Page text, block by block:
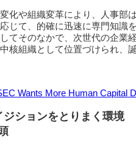
化や組織変革により、人事部
じて、的確に迅速に専門知識
てそのなかで、次世代の企業
核組織として位置づけられ、
Wants More Human Capital
ジションをとりまく環境